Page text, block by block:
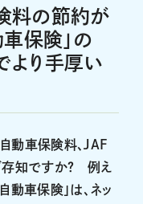
料の節約が
保険」の
より手厚い
動車保険料、JAF
存知ですか？ 例え
動車保険」は、ネッ